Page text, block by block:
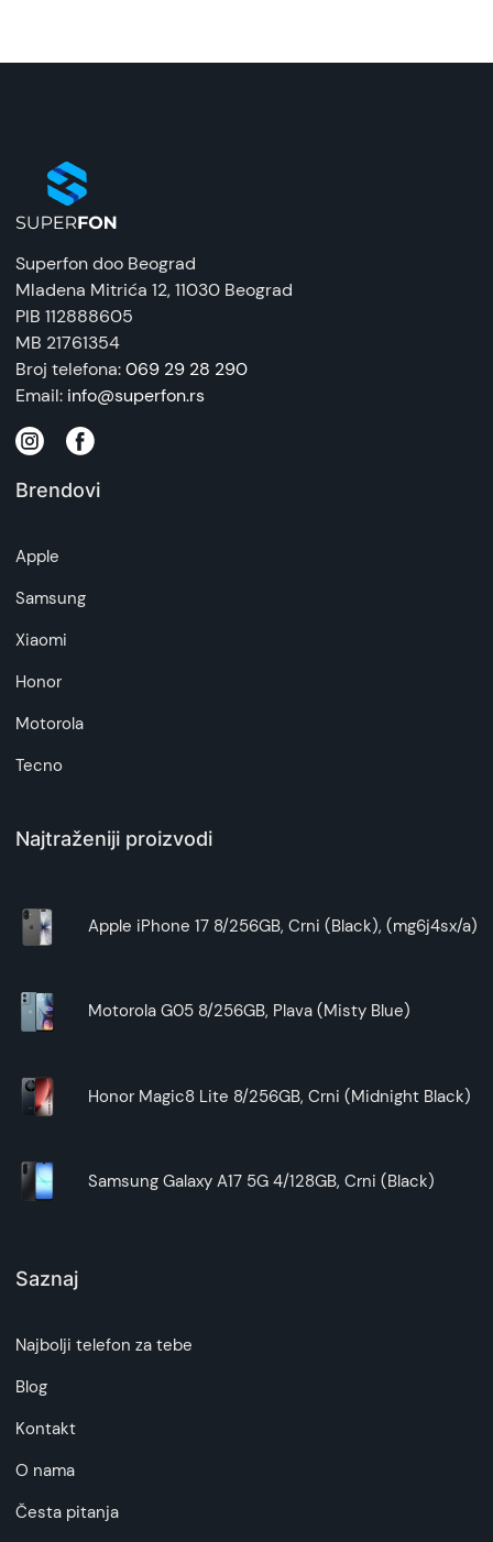
Naziv i vrsta robe:
Tehnomarket
EAN:
8676424203355
Zemlja porekla:
Kina
Prava potrošača:
Zagarantovana sva prava kupaca po osnovu
na daljinu, uslove reklamacije i povrata pročitajte
artikala budu što tačnije i detaljnije ali ne može
da garantuje da su svi podaci apsolutno ispravni.
Superfon doo Beograd
Mladena Mitrića 12, 11030 Beograd
PIB 112888605
MB 21761354
Broj telefona:069 29 28 290
Email: info@superfon.rs
Brendovi
Apple
Samsung
Xiaomi
Honor
Motorola
Tecno
Najtraženiji proizvodi
Apple iPhone 17 8/256GB, Crni (Black), (mg6j4sx/a)
Motorola G05 8/256GB, Plava (Misty Blue)
Honor Magic8 Lite 8/256GB, Crni (Midnight Black)
Samsung Galaxy A17 5G 4/128GB, Crni (Black)
Saznaj
Najbolji telefon za tebe
Blog
Kontakt
O nama
Česta pitanja